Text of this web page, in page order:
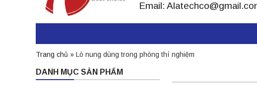
Email:
Trang chủ » Lò nung dùng trong phòng thí nghiệm
DANH MỤC SẢN PHẨM